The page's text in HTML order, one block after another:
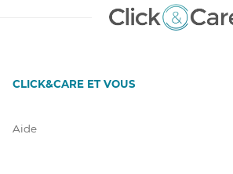
CLICK&CARE ET VOUS
Aide